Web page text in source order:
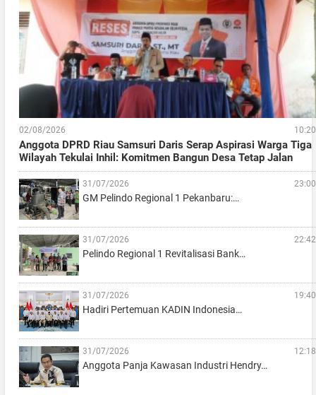
02/08/2026 10:20
Anggota DPRD Riau Samsuri Daris Serap Aspirasi Warga Tiga
Wilayah Tekulai Inhil: Komitmen Bangun Desa Tetap Jalan
31/07/2026 23:00
GM Pelindo Regional 1 Pekanbaru:…
31/07/2026 22:42
Pelindo Regional 1 Revitalisasi Bank…
31/07/2026 19:40
Hadiri Pertemuan KADIN Indonesia…
31/07/2026 12:18
Anggota Panja Kawasan Industri Hendry…